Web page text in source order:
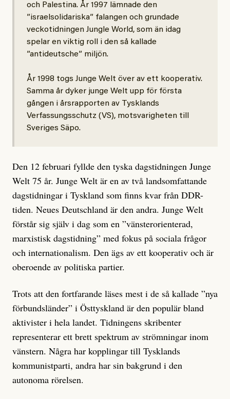
och Palestina. År 1997 lämnade den
”israelsolidariska” falangen och grundade
veckotidningen Jungle World, som än idag
spelar en viktig roll i den så kallade
”antideutsche” miljön.
År 1998 togs Junge Welt över av ett kooperativ.
Samma år dyker junge Welt upp för första
gången i årsrapporten av Tysklands
Verfassungsschutz (VS), motsvarigheten till
Sveriges Säpo.
Den 12 februari fyllde den tyska dagstidningen Junge
Welt 75 år. Junge Welt är en av två landsomfattande
dagstidningar i Tyskland som finns kvar från DDR-
tiden. Neues Deutschland är den andra. Junge Welt
förstår sig själv i dag som en ”vänsterorienterad,
marxistisk dagstidning” med fokus på sociala frågor
och internationalism. Den ägs av ett kooperativ och är
oberoende av politiska partier.
Trots att den fortfarande läses mest i de så kallade ”nya
förbundsländer” i Östtyskland är den populär bland
aktivister i hela landet. Tidningens skribenter
representerar ett brett spektrum av strömningar inom
vänstern. Några har kopplingar till Tysklands
kommunistparti, andra har sin bakgrund i den
autonoma rörelsen.